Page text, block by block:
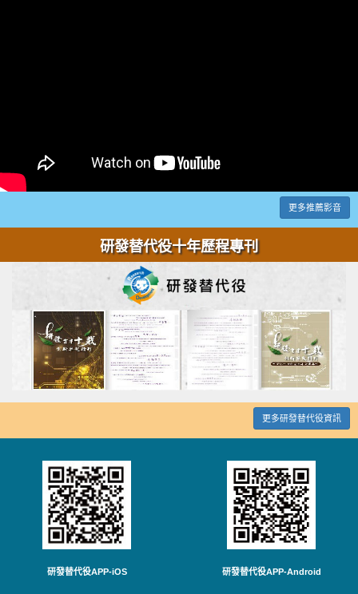
更多推薦影音
研發替代役十年歷程專刊
更多研發替代役資訊
研發替代役APP-iOS 研發替代役APP-Android